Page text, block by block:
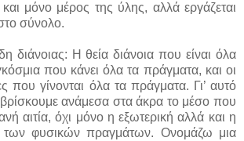
μόνο μέρος της ύλης, αλλά εργάζεται
σύνολο.
διάνοιας: Η θεία διάνοια που είναι όλα
που κάνει όλα τα πράγματα, και οι
που γίνονται όλα τα πράγματα. Γι’ αυτό
βρίσκουμε ανάμεσα στα άκρα το μέσο που
αιτία, όχι μόνο η εξωτερική αλλά και η
των φυσικών πραγμάτων. Ονομάζω μια